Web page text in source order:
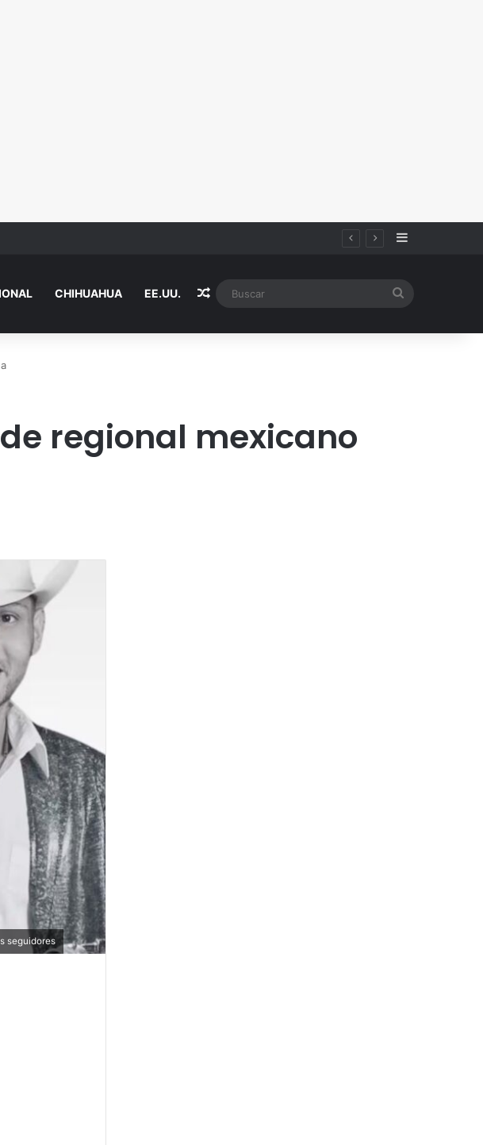
Sidebar
CHIHUAHUA EE.UU. Random Article
regional mexicano
seguidores